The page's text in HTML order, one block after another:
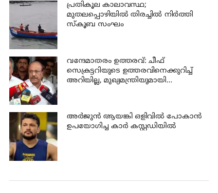
പ്രതികൂല കാലാവസ്ഥ;
മുതലപ്പൊഴിയില്‍ തിരച്ചില്‍ നിര്‍ത്തി
സ്കൂബ സംഘം
വന്ദേമാതരം ഉത്തരവ്: ചീഫ്
സെക്രട്ടറിയുടെ ഉത്തരവിനെക്കുറിച്ച്
അറിയില്ല, മുഖ്യമന്ത്രിയുമായി
അര്‍ജുന്‍ ആയങ്കി ഒളിവില്‍ പോകാന്‍
ഉപയോഗിച്ച കാര്‍ കസ്റ്റഡിയില്‍